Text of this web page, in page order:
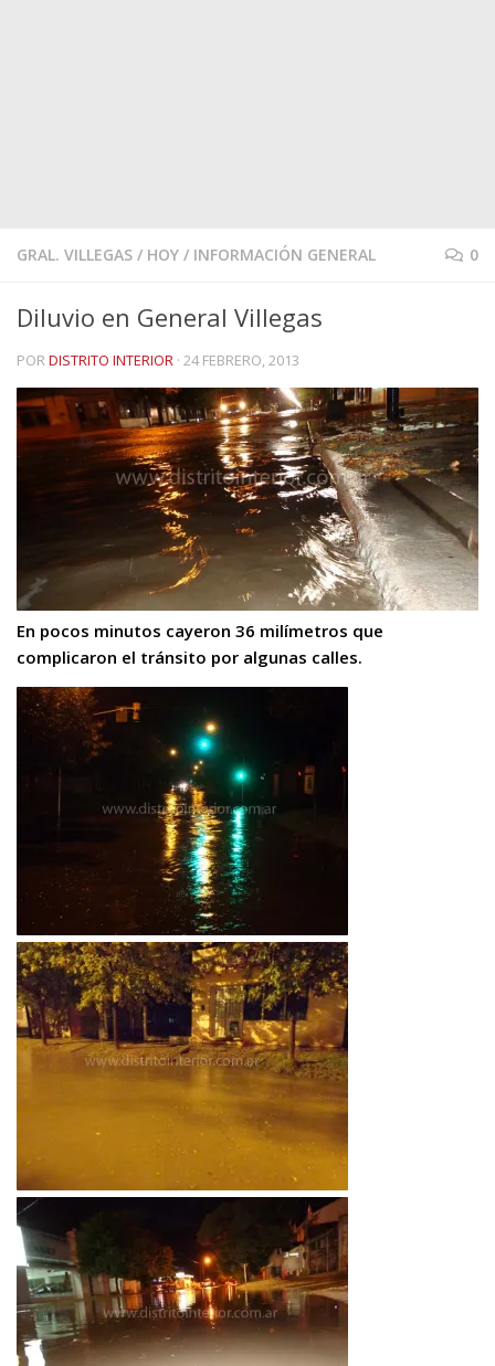
GRAL. VILLEGAS / HOY / INFORMACIÓN GENERAL 0
Diluvio en General Villegas
PORDISTRITO INTERIOR · 24 FEBRERO, 2013
En pocos minutos cayeron 36 milímetros que
complicaron el tránsito por algunas calles.